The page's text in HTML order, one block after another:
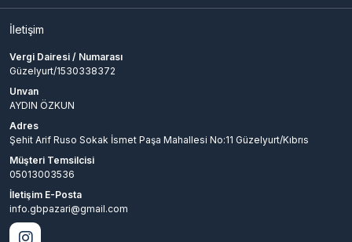
İletişim
Vergi Dairesi / Numarası
Güzelyurt/1530338372
Unvan
AYDIN ÖZKUN
Adres
Şehit Arif Ruso Sokak İsmet Paşa Mahallesi No:11 Güzelyurt/Kıbrıs
Müşteri Temsilcisi
05013003536
İletişim E-Posta
info.gbpazari@gmail.com